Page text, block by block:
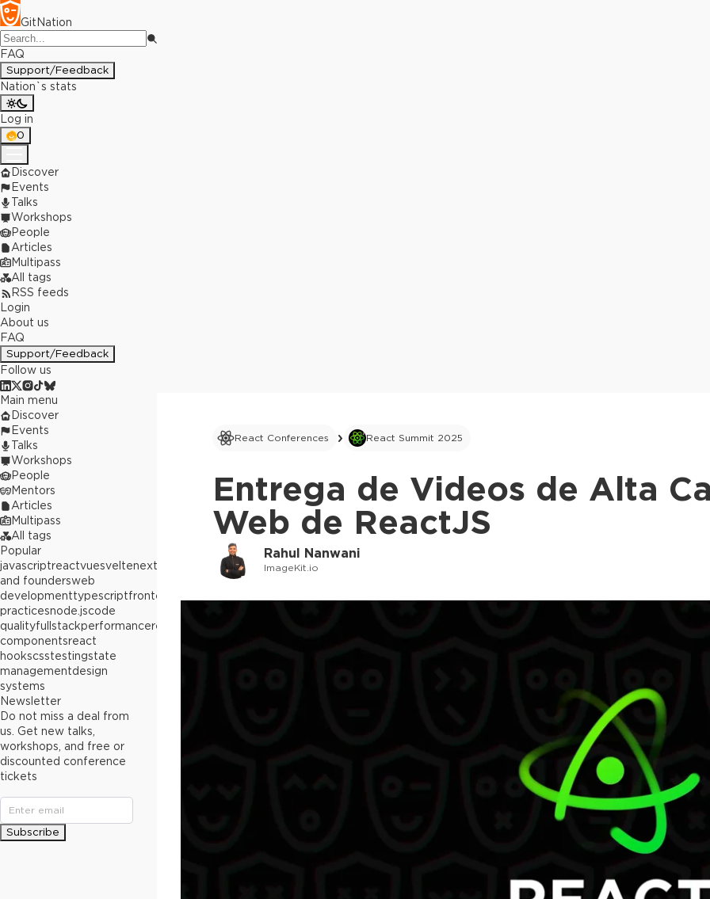
GitNation
FAQ
Support/Feedback
Nation`s stats
Log in
0
Discover
Events
Talks
Workshops
People
Articles
Multipass
All tags
RSS feeds
Login
About us
FAQ
Support/Feedback
Follow us
React Conferences React Summit 2025
Entrega de Videos de Alta
Web de ReactJS
Rahul Nanwani
ImageKit.io
Main menu
Discover
Events
Talks
Workshops
People
Mentors
Articles
Multipass
All tags
Popular
javascriptreactvuesveltenext.js
and foundersweb
developmenttypescriptfrontend
practicesnode.jscode
qualityfullstackperformancereact
componentsreact
hookscsstestingstate
managementdesign
systems
Newsletter
Do not miss a deal from
us. Get new talks,
workshops, and free or
discounted conference
tickets
Subscribe